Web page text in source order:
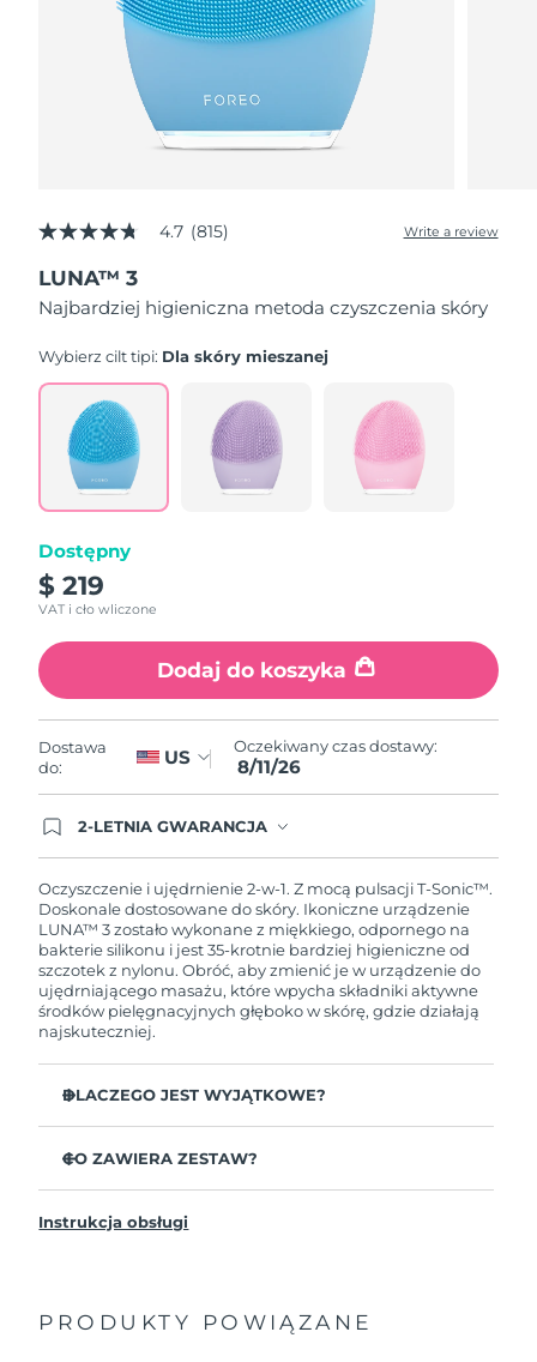
4.7
of
5
stars,
rating
Read
Reviews.
Same
page
link.
4.7 (815) Write a review
LUNA™ 3
Najbardziej higieniczna metoda czyszczenia skóry
Wybierz cilt tipi: Dla skóry mieszanej
Dostępny
$ 219
VAT i cło wliczone
Dodaj do koszyka
Dostawa
do:
US Oczekiwany czas dostawy:
8/11/26
2-LETNIA GWARANCJA
przypadku wystąpienia problemów w ciągu 2 lat
od zakupu, FOREO bezpłatnie wymieni produkt.
Oczyszczenie i ujędrnienie 2-w-1. Z mocą pulsacji T-Sonic™.
Doskonale dostosowane do skóry. Ikoniczne urządzenie
LUNA™ 3 zostało wykonane z miękkiego, odpornego na
bakterie silikonu i jest 35-krotnie bardziej higieniczne od
szczotek z nylonu. Obróć, aby zmienić je w urządzenie do
ujędrniającego masażu, które wpycha składniki aktywne
środków pielęgnacyjnych głęboko w skórę, gdzie działają
najskuteczniej.
DLACZEGO JEST WYJĄTKOWE?
zanieczyszczeń, sebum i pozostałości makijażu.
Usuń zalegające głęboko w porach nieczystości,
jaśniejszej, zdrowszej cery.
Ultramiękkie wypustki z silikonu delikatnie usuwają
CO ZAWIERA ZESTAW?
Kabel ładujący USB
Ogólna instrukcja
Instrukcja obsługi
PRODUKTY POWIĄZANE